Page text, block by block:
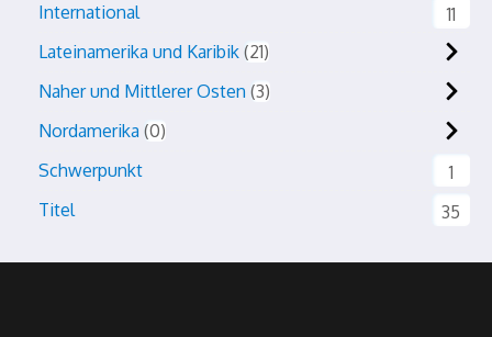
International
11
Lateinamerika und Karibik 21
Naher und Mittlerer Osten 3
Nordamerika 0
Schwerpunkt
1
Titel
35